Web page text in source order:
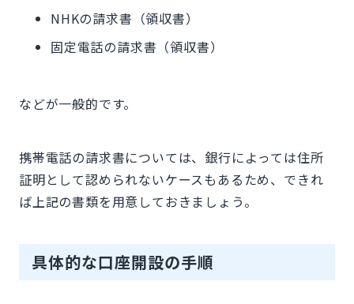
NHKの請求書（領収書）
固定電話の請求書（領収書）
などが一般的です。
携帯電話の請求書については、銀行によっては住所
証明として認められないケースもあるため、できれ
ば上記の書類を用意しておきましょう。
具体的な口座開設の手順